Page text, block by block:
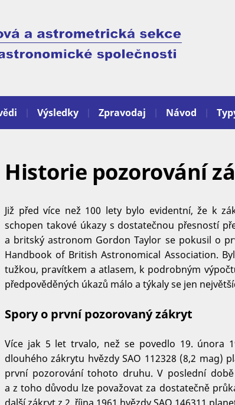
Výsledky Zpravodaj Návod
Historie pozorování
Již před více než 100 lety bylo evidentní, že k
schopen takové úkazy s dostatečnou přesností
a britský astronom Gordon Taylor se pokusil o
Handbook of British Astronomical Association.
tužkou, pravítkem a atlasem, k podrobným
předpověděných úkazů málo a týkaly se jen
Spory o první pozorovaný zákryt
Více jak 5 let trvalo, než se povedlo 19. února
dlouhého zákrytu hvězdy SAO 112328 (8,2 mag)
první pozorování tohoto druhu. V poslední
a z toho důvodu lze považovat za dostatečně